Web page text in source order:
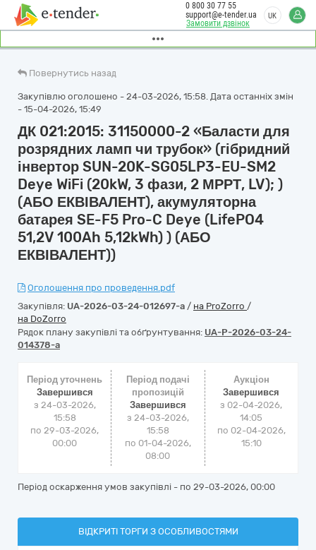
Замовити дзвінок
0 800 30 77 55
support@e-tender.ua
UK
Повернутись назад
Закупівлю оголошено - 24-03-2026, 15:58. Дата останніх змін
- 15-04-2026, 15:49
ДК 021:2015: 31150000-2 «Баласти для
розрядних ламп чи трубок» (гібридний
інвертор SUN-20K-SG05LP3-EU-SM2
Deye WiFi (20kW, 3 фази, 2 МРРТ, LV); )
(АБО ЕКВІВАЛЕНТ), акумуляторна
батарея SE-F5 Pro-C Deye (LifePO4
51,2V 100Ah 5,12kWh) ) (АБО
ЕКВІВАЛЕНТ))
Оголошення про проведення.pdf
Закупівля: UA-2026-03-24-012697-a / на ProZorro /
на DoZorro
Рядок плану закупівлі та обґрунтування: UA-P-2026-03-24-
014378-a
Період уточнень
Завершився
з 24-03-2026,
15:58
по 29-03-2026,
00:00
Період подачі
пропозицій
Завершився
з 24-03-2026,
15:58
по 01-04-2026,
08:00
Аукціон
Завершився
з 02-04-2026,
14:05
по 02-04-2026,
15:10
Період оскарження умов закупівлі - по 29-03-2026, 00:00
ВІДКРИТІ ТОРГИ З ОСОБЛИВОСТЯМИ